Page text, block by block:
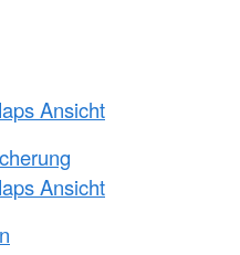
Ansicht
Ansicht